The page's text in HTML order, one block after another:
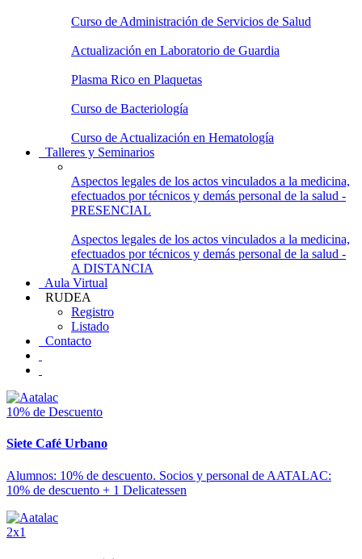
Curso de Administración de Servicios de Salud
Actualización en Laboratorio de Guardia
Plasma Rico en Plaquetas
Curso de Bacteriología
Curso de Actualización en Hematología
Talleres y Seminarios
Aspectos legales de los actos vinculados a la medicina,
efectuados por técnicos y demás personal de la salud -
PRESENCIAL
Aspectos legales de los actos vinculados a la medicina,
efectuados por técnicos y demás personal de la salud -
A DISTANCIA
Aula Virtual
RUDEA
Registro
Listado
Contacto
10% de Descuento
Siete Café Urbano
Alumnos: 10% de descuento. Socios y personal de AATALAC:
10% de descuento + 1 Delicatessen
2x1